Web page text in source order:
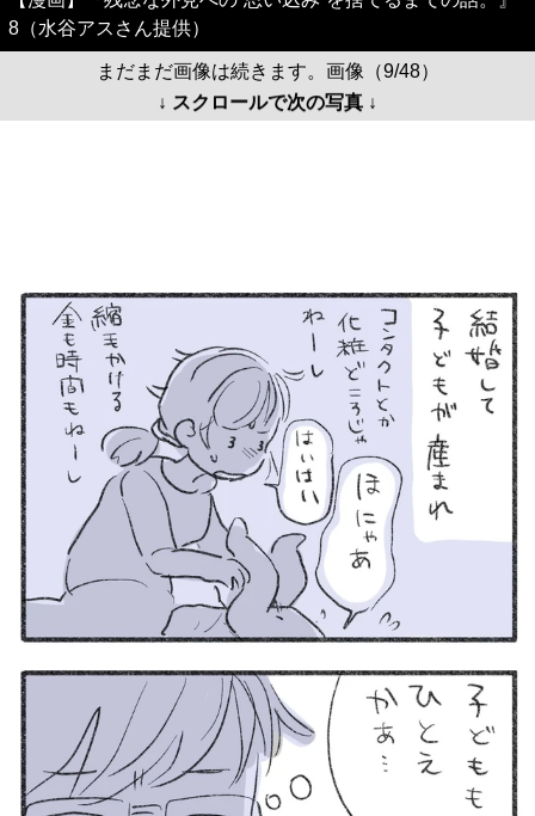
8（水谷アスさん提供）
まだまだ画像は続きます。画像（9/48）
↓ スクロールで次の写真 ↓